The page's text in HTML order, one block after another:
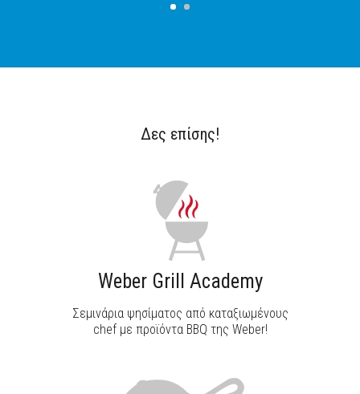
Δες επίσης!
Weber Grill Academy
Σεμινάρια ψησίματος από καταξιωμένους
chef με προϊόντα BBQ της Weber!